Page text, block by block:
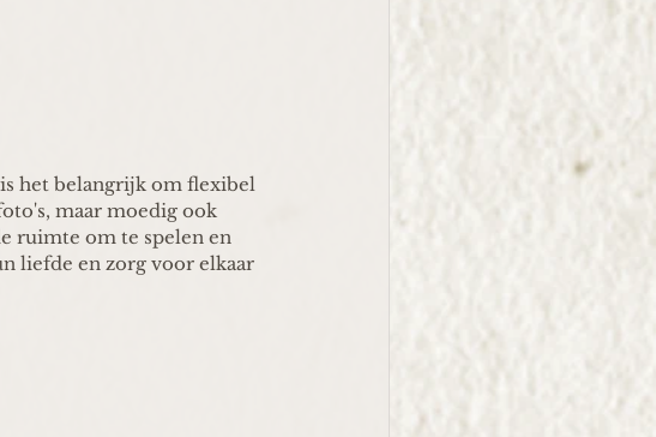
het belangrijk om flexibel
maar moedig ook
ruimte om te spelen en
liefde en zorg voor elkaar